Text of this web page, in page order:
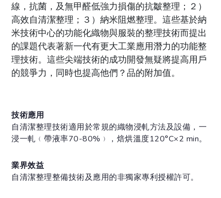
線，抗菌，及無甲醛低強力損傷的抗皺整理；２）
高效自清潔整理；３）納米阻燃整理。這些基於納
米技術中心的功能化織物與服裝的整理技術而提出
的課題代表著新一代有更大工業應用潛力的功能整
理技術。這些尖端技術的成功開發無疑將提高用戶
的競爭力，同時也提高他們？品的附加值。
技術應用
自清潔整理技術適用於常規的織物浸軋方法及設備，一
浸一軋﹙帶液率70-80%﹚，焙烘溫度120°C×2 min。
業界效益
自清潔整理整備技術及應用的非獨家專利授權許可。